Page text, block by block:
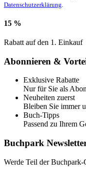
Datenschutzerklärung
15 %
Rabatt auf den 1. Einkauf
Abonnieren &
Exklusive Rabatte
Nur für Sie als
Neuheiten zuerst
Bleiben Sie immer
Buch-Tipps
Passend zu Ihrem
Buchpark
Werde Teil der